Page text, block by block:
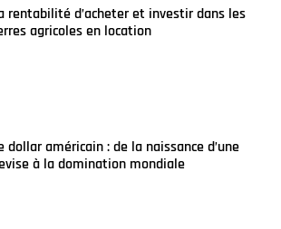
rentabilité d’acheter et investir dans les
agricoles en location
dollar américain : de la naissance d’une
à la domination mondiale